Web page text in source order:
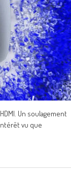
Un soulagement
vu que